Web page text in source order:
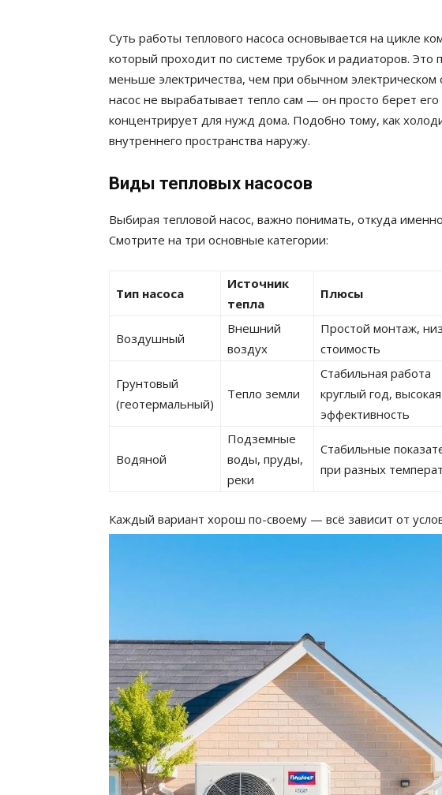
Суть работы теплового насоса основывается на цикле
который проходит по системе трубок и радиаторов. Это
меньше электричества, чем при обычном электрическом
насос не вырабатывает тепло сам — он просто берет
концентрирует для нужд дома. Подобно тому, как
внутреннего пространства наружу.
Виды тепловых насосов
Выбирая тепловой насос, важно понимать, откуда
Смотрите на три основные категории:
Тип насоса
Источник
тепла
Плюсы
Воздушный
Внешний
воздух
Простой монтаж,
стоимость
Грунтовый
(геотермальный)
Тепло земли
Стабильная работа
круглый год, высокая
эффективность
Водяной
Подземные
воды, пруды,
реки
Стабильные
при разных
Каждый вариант хорош по-своему — всё зависит от